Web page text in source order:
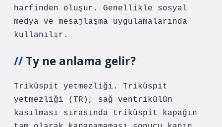
harfinden oluşur. Genellikle sosyal
medya ve mesajlaşma uygulamalarında
kullanılır.
Ty ne anlama gelir?
Triküspit yetmezliği. Triküspit
yetmezliği (TR), sağ ventrikülün
kasılması sırasında triküspit kapağın